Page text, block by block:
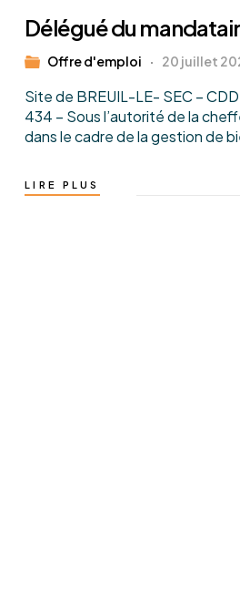
Délégué du
Offre d'emploi 20 juillet
Site de BREUIL-LE- SEC –
434 – Sous l’autorité de la
dans le cadre de la gestion de
LIRE PLUS